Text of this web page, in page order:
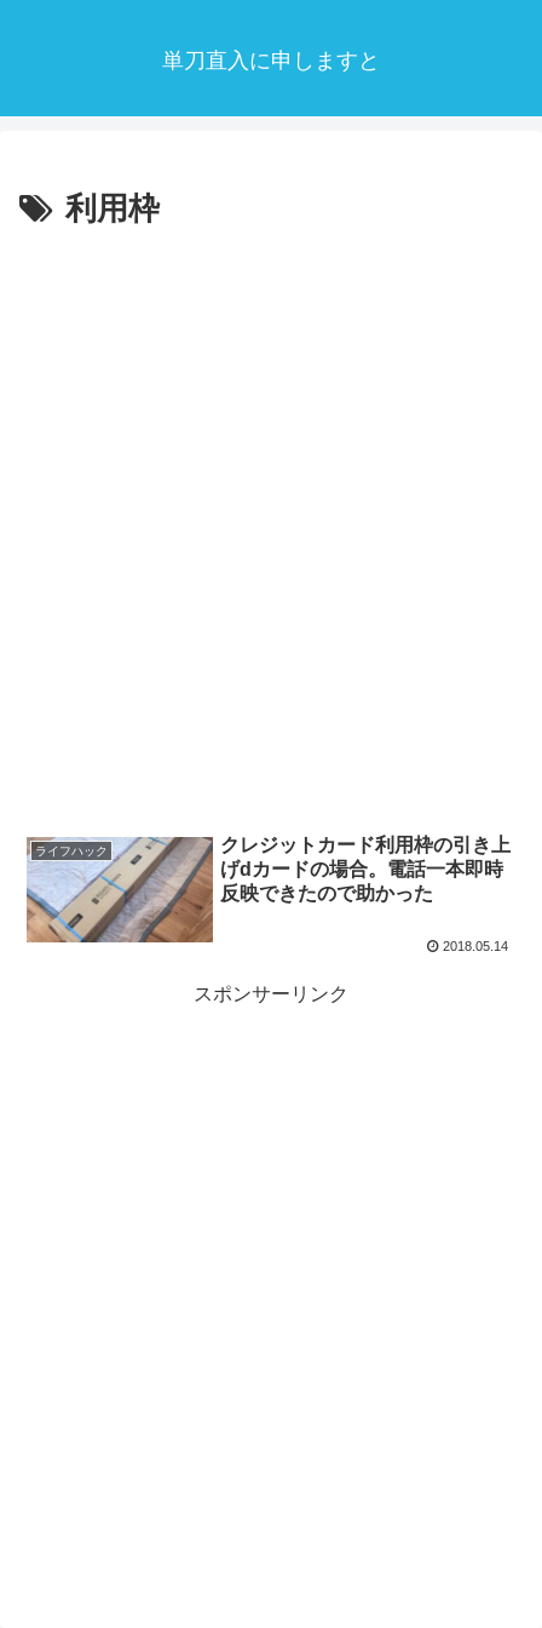
単刀直入に申しますと
利用枠
ライフハック
クレジットカード利用枠の引き上
げdカードの場合。電話一本即時
反映できたので助かった
2018.05.14
スポンサーリンク